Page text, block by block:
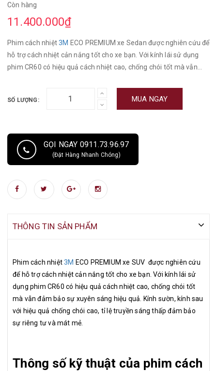
Còn hàng
11.400.000₫
Phim cách nhiệt3M ECO PREMIUM xe Sedan được nghiên cứu để
hỗ trợ cách nhiệt cản nắng tốt cho xe bạn. Với kính lái sử dụng
phim CR60 có hiệu quả cách nhiệt cao, chống chói tốt mà vẫn
quả chống chói cao, tỉ lệ truyền sáng thấp đảm bảo sự riêng tư và
mát mẻ.
SỐ LƯỢNG: MUA NGAY
GỌI NGAY 0911.73.96.97
(Đặt Hàng Nhanh Chóng)
THÔNG TIN SẢN PHẨM
Phim cách nhiệt3M ECO PREMIUM xe SUV được nghiên cứu
để hỗ trợ cách nhiệt cản nắng tốt cho xe bạn. Với kính lái sử
dụng phim CR60 có hiệu quả cách nhiệt cao, chống chói tốt
mà vẫn đảm bảo sự xuyên sáng hiệu quả. Kính sườn, kính sau
với hiệu quả chống chói cao, tỉ lệ truyền sáng thấp đảm bảo
sự riêng tư và mát mẻ.
Thông số kỹ thuật của phim cách